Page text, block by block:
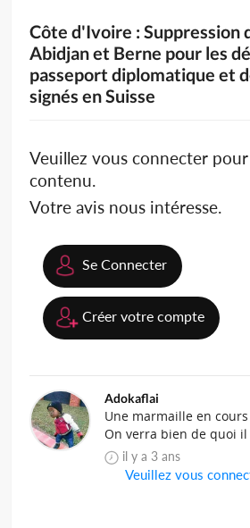
Côte d'Ivoire : Suppression
Abidjan et Berne pour les
passeport diplomatique et
signés en Suisse
Veuillez vous connecter
contenu.
Votre avis nous intéresse.
Se Connecter
Créer votre compte
Adokaflai
Une marmaille en
On verra bien de quoi il
il y a 3 ans
Veuillez vous